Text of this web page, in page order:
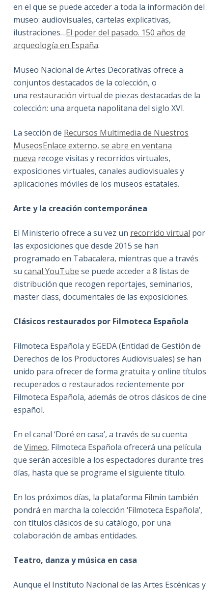
en el que se puede acceder a toda la información del
museo: audiovisuales, cartelas explicativas,
ilustraciones…El poder del pasado. 150 años de
arqueología en España.
Museo Nacional de Artes Decorativas ofrece a
conjuntos destacados de la colección, o
una restauración virtual de piezas destacadas de la
colección: una arqueta napolitana del siglo XVI.
La sección de Recursos Multimedia de Nuestros
MuseosEnlace externo, se abre en ventana
nueva recoge visitas y recorridos virtuales,
exposiciones virtuales, canales audiovisuales y
aplicaciones móviles de los museos estatales.
Arte y la creación contemporánea
El Ministerio ofrece a su vez un recorrido virtual por
las exposiciones que desde 2015 se han
programado en Tabacalera, mientras que a través
su canal YouTube se puede acceder a 8 listas de
distribución que recogen reportajes, seminarios,
master class, documentales de las exposiciones.
Clásicos restaurados por Filmoteca Española
Filmoteca Española y EGEDA (Entidad de Gestión de
Derechos de los Productores Audiovisuales) se han
unido para ofrecer de forma gratuita y online títulos
recuperados o restaurados recientemente por
Filmoteca Española, además de otros clásicos de cine
español.
En el canal ‘Doré en casa’, a través de su cuenta
de Vimeo, Filmoteca Española ofrecerá una película
que serán accesible a los espectadores durante tres
días, hasta que se programe el siguiente título.
En los próximos días, la plataforma Filmin también
pondrá en marcha la colección ‘Filmoteca Española’,
con títulos clásicos de su catálogo, por una
colaboración de ambas entidades.
Teatro, danza y música en casa
Aunque el Instituto Nacional de las Artes Escénicas y